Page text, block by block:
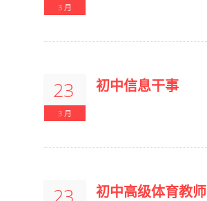
3 月
23
3 月
初中信息干事
23 初中高级体育教师